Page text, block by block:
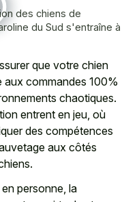
des chiens de
du Sud s'entraîne à
que votre chien
aux commandes 100%
chaotiques.
entrent en jeu, où
des compétences
aux côtés
personne, la